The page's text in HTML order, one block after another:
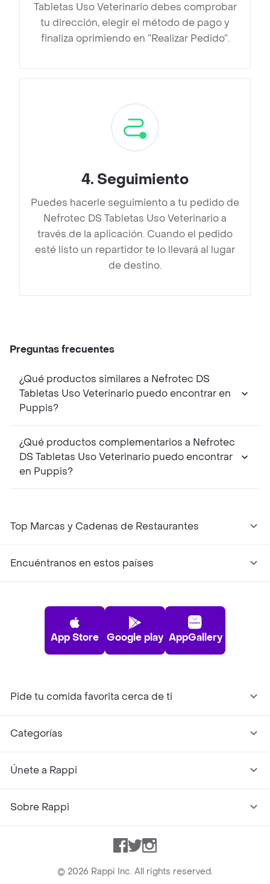
Tabletas Uso Veterinario debes comprobar
tu dirección, elegir el método de pago y
finaliza oprimiendo en “Realizar Pedido”.
4. Seguimiento
Puedes hacerle seguimiento a tu pedido de
Nefrotec DS Tabletas Uso Veterinario a
través de la aplicación. Cuando el pedido
esté listo un repartidor te lo llevará al lugar
de destino.
Preguntas frecuentes
¿Qué productos similares a Nefrotec DS
Tabletas Uso Veterinario puedo encontrar en
Puppis?
¿Qué productos complementarios a Nefrotec
DS Tabletas Uso Veterinario puedo encontrar
en Puppis?
Top Marcas y Cadenas de Restaurantes
Encuéntranos en estos países
App Store Google play AppGallery
Pide tu comida favorita cerca de ti
Categorías
Únete a Rappi
Sobre Rappi
Facebook
TwitterInstagram
© 2026 Rappi Inc. All rights reserved.